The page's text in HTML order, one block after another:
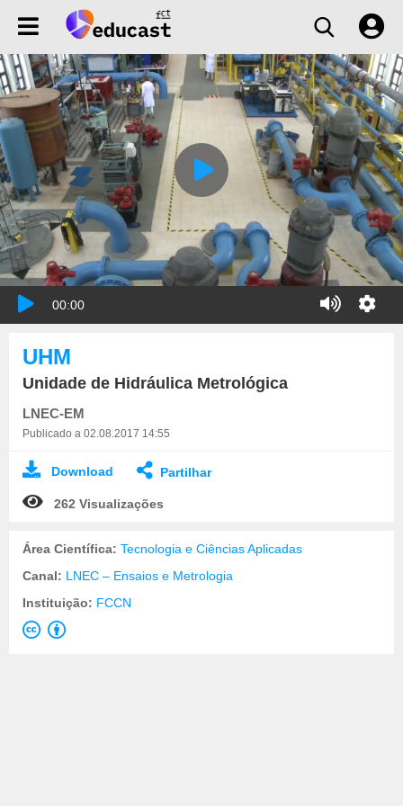
00:00
UHM
Unidade de Hidráulica Metrológica
LNEC-EM
Publicado a 02.08.2017 14:55
Download Partilhar
262 Visualizações
Área Científica: Tecnologia e Ciências Aplicadas
Canal: LNEC – Ensaios e Metrologia
Instituição: FCCN